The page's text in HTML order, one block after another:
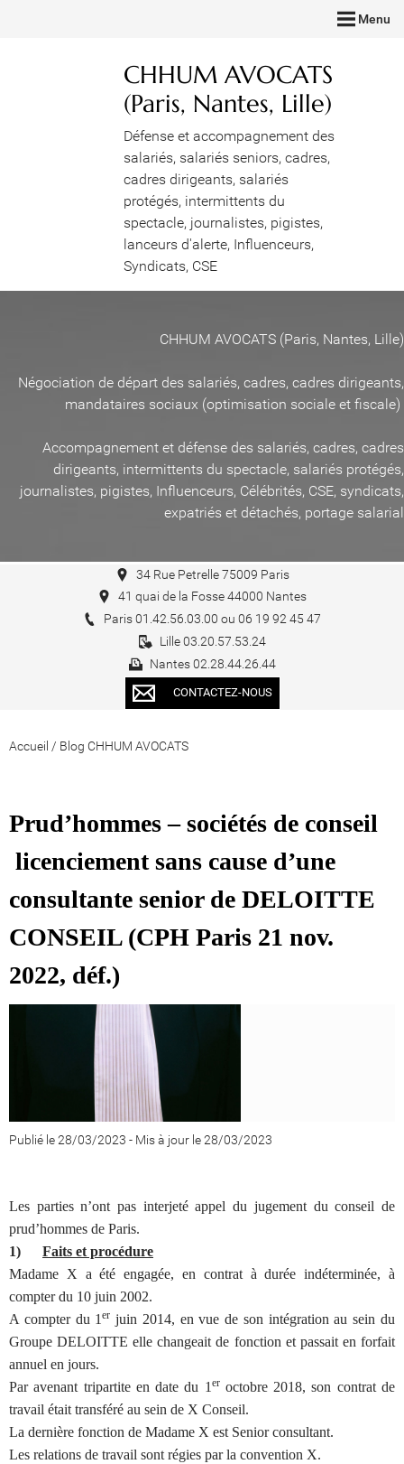
Menu
CHHUM AVOCATS
(Paris, Nantes, Lille)
Défense et accompagnement des
salariés, salariés seniors, cadres,
cadres dirigeants, salariés
protégés, intermittents du
spectacle, journalistes, pigistes,
lanceurs d'alerte, Influenceurs,
Syndicats, CSE
CHHUM AVOCATS (Paris, Nantes, Lille)
Négociation de départ des salariés, cadres, cadres dirigeants,
mandataires sociaux (optimisation sociale et fiscale)
Accompagnement et défense des salariés, cadres, cadres
dirigeants, intermittents du spectacle, salariés protégés,
journalistes, pigistes, Influenceurs, Célébrités, CSE, syndicats,
expatriés et détachés, portage salarial
34 Rue Petrelle 75009 Paris
41 quai de la Fosse 44000 Nantes
Paris 01.42.56.03.00 ou 06 19 92 45 47
Lille 03.20.57.53.24
Nantes 02.28.44.26.44
CONTACTEZ-NOUS
Accueil / Blog CHHUM AVOCATS
Prud’hommes – sociétés de conseil
licenciement sans cause d’une
consultante senior de DELOITTE
CONSEIL (CPH Paris 21 nov.
2022, déf.)
Publié le 28/03/2023 - Mis à jour le 28/03/2023
Les parties n’ont pas interjeté appel du jugement du conseil de
prud’hommes de Paris.
1) Faits et procédure
Madame X a été engagée, en contrat à durée indéterminée, à
compter du 10 juin 2002.
A compter du 1er juin 2014, en vue de son intégration au sein du
Groupe DELOITTE elle changeait de fonction et passait en forfait
annuel en jours.
Par avenant tripartite en date du 1 eroctobre 2018, son contrat de
travail était transféré au sein de X Conseil.
La dernière fonction de Madame X est Senior consultant.
Les relations de travail sont régies par la convention X.